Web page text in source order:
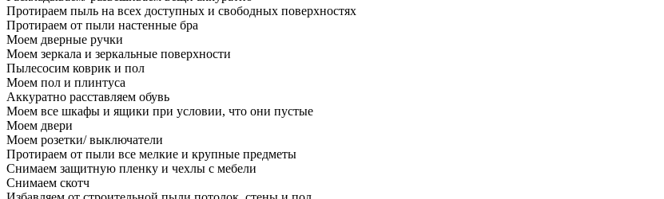
Протираем пыль на всех доступных и свободных поверхностях
Протираем от пыли настенные бра
Моем дверные ручки
Моем зеркала и зеркальные поверхности
Пылесосим коврик и пол
Моем пол и плинтуса
Аккуратно расставляем обувь
Моем все шкафы и ящики при условии, что они пустые
Моем двери
Моем розетки/ выключатели
Протираем от пыли все мелкие и крупные предметы
Снимаем защитную пленку и чехлы с мебели
Снимаем скотч